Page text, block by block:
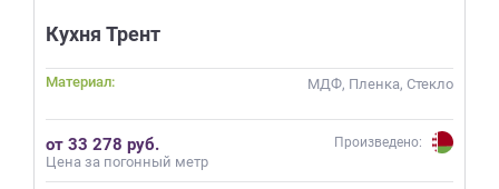
Кухня Трент
Материал: МДФ, Пленка, Стекло
от 33 278 руб.
Цена за погонный метр
Произведено: